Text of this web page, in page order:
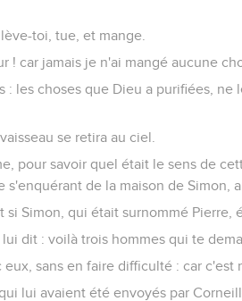
toi, tue, et mange.
! car jamais je n'ai mangé aucune
les choses que Dieu a purifiées, ne
se retira au ciel.
pour savoir quel était le sens de
de la maison de Simon,
Simon, qui était surnommé Pierre,
dit : voilà trois hommes qui te
sans en faire difficulté : car c'est
lui avaient été envoyés par